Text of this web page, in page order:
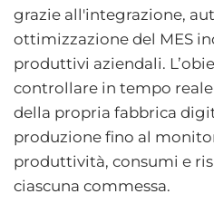
grazie all'integrazione,
ottimizzazione del MES
produttivi aziendali.
controllare in tempo
della propria fabbrica
produzione fino al
produttività, consumi e
ciascuna commessa.​​